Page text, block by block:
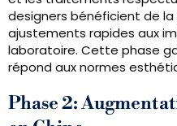
designers bénéficient de
ajustements rapides aux
laboratoire. Cette phase
répond aux normes
Phase 2: